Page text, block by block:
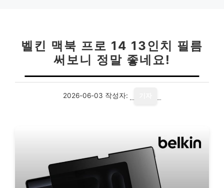
벨킨 맥북 프로 14 13인치 필름
써보니 정말 좋네요!
2026-06-03 작성자: